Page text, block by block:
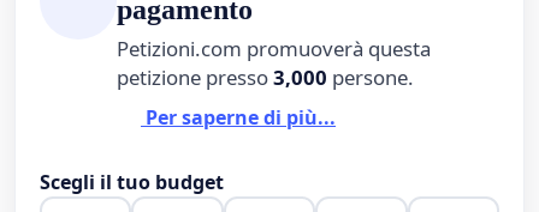
pagamento
Petizioni.com promuoverà questa
petizione presso3,000 persone.
Per saperne di più...
Scegli il tuo budget